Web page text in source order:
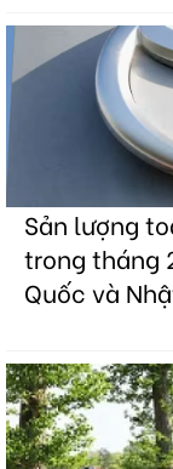
Sản lượng
trong tháng
Quốc và